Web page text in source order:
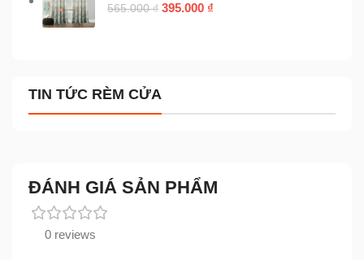
565.000₫ 395.000 ₫
TIN TỨC RÈM CỬA
ĐÁNH GIÁ SẢN PHẨM
0 reviews